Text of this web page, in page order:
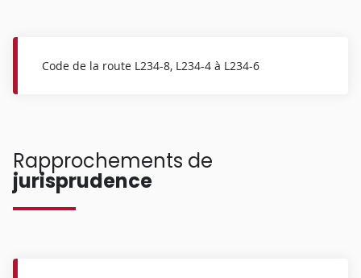
Code de la route L234-8, L234-4 à L234-6
Rapprochements de
jurisprudence